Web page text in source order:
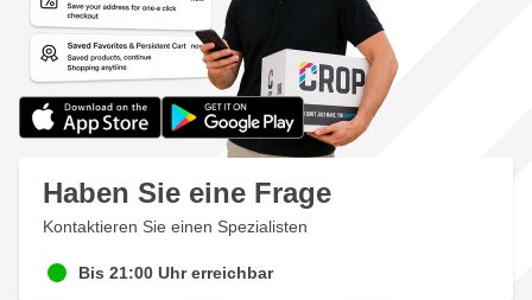
Haben Sie eine Frage
Kontaktieren Sie einen Spezialisten
Bis 21:00 Uhr erreichbar